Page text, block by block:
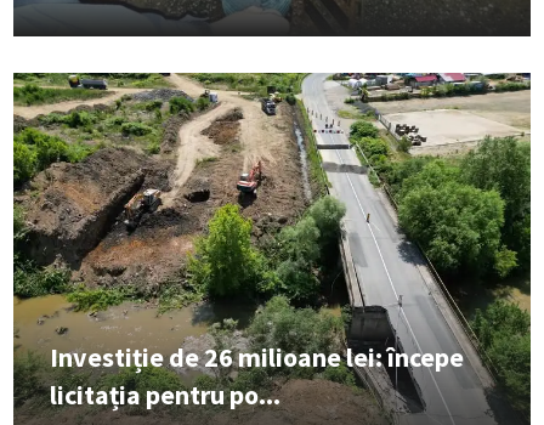
Investiție de 26 milioane lei: începe
licitația pentru po...